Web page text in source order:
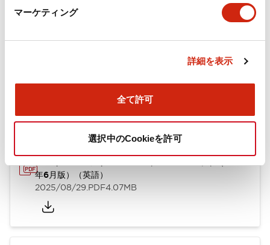
マーケティング
詳細を表示
全て許可
選択中のCookieを許可
年6月版）（日本語）
4.92MB
年6月版）（英語）
2025/08/29.PDF4.07MB